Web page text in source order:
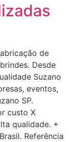
de
Desde
Suzano
eventos,
SP.
custo X
qualidade. +
Referência